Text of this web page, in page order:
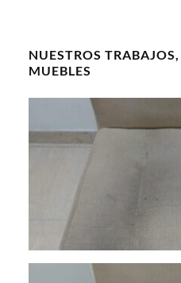
NUESTROS
MUEBLES